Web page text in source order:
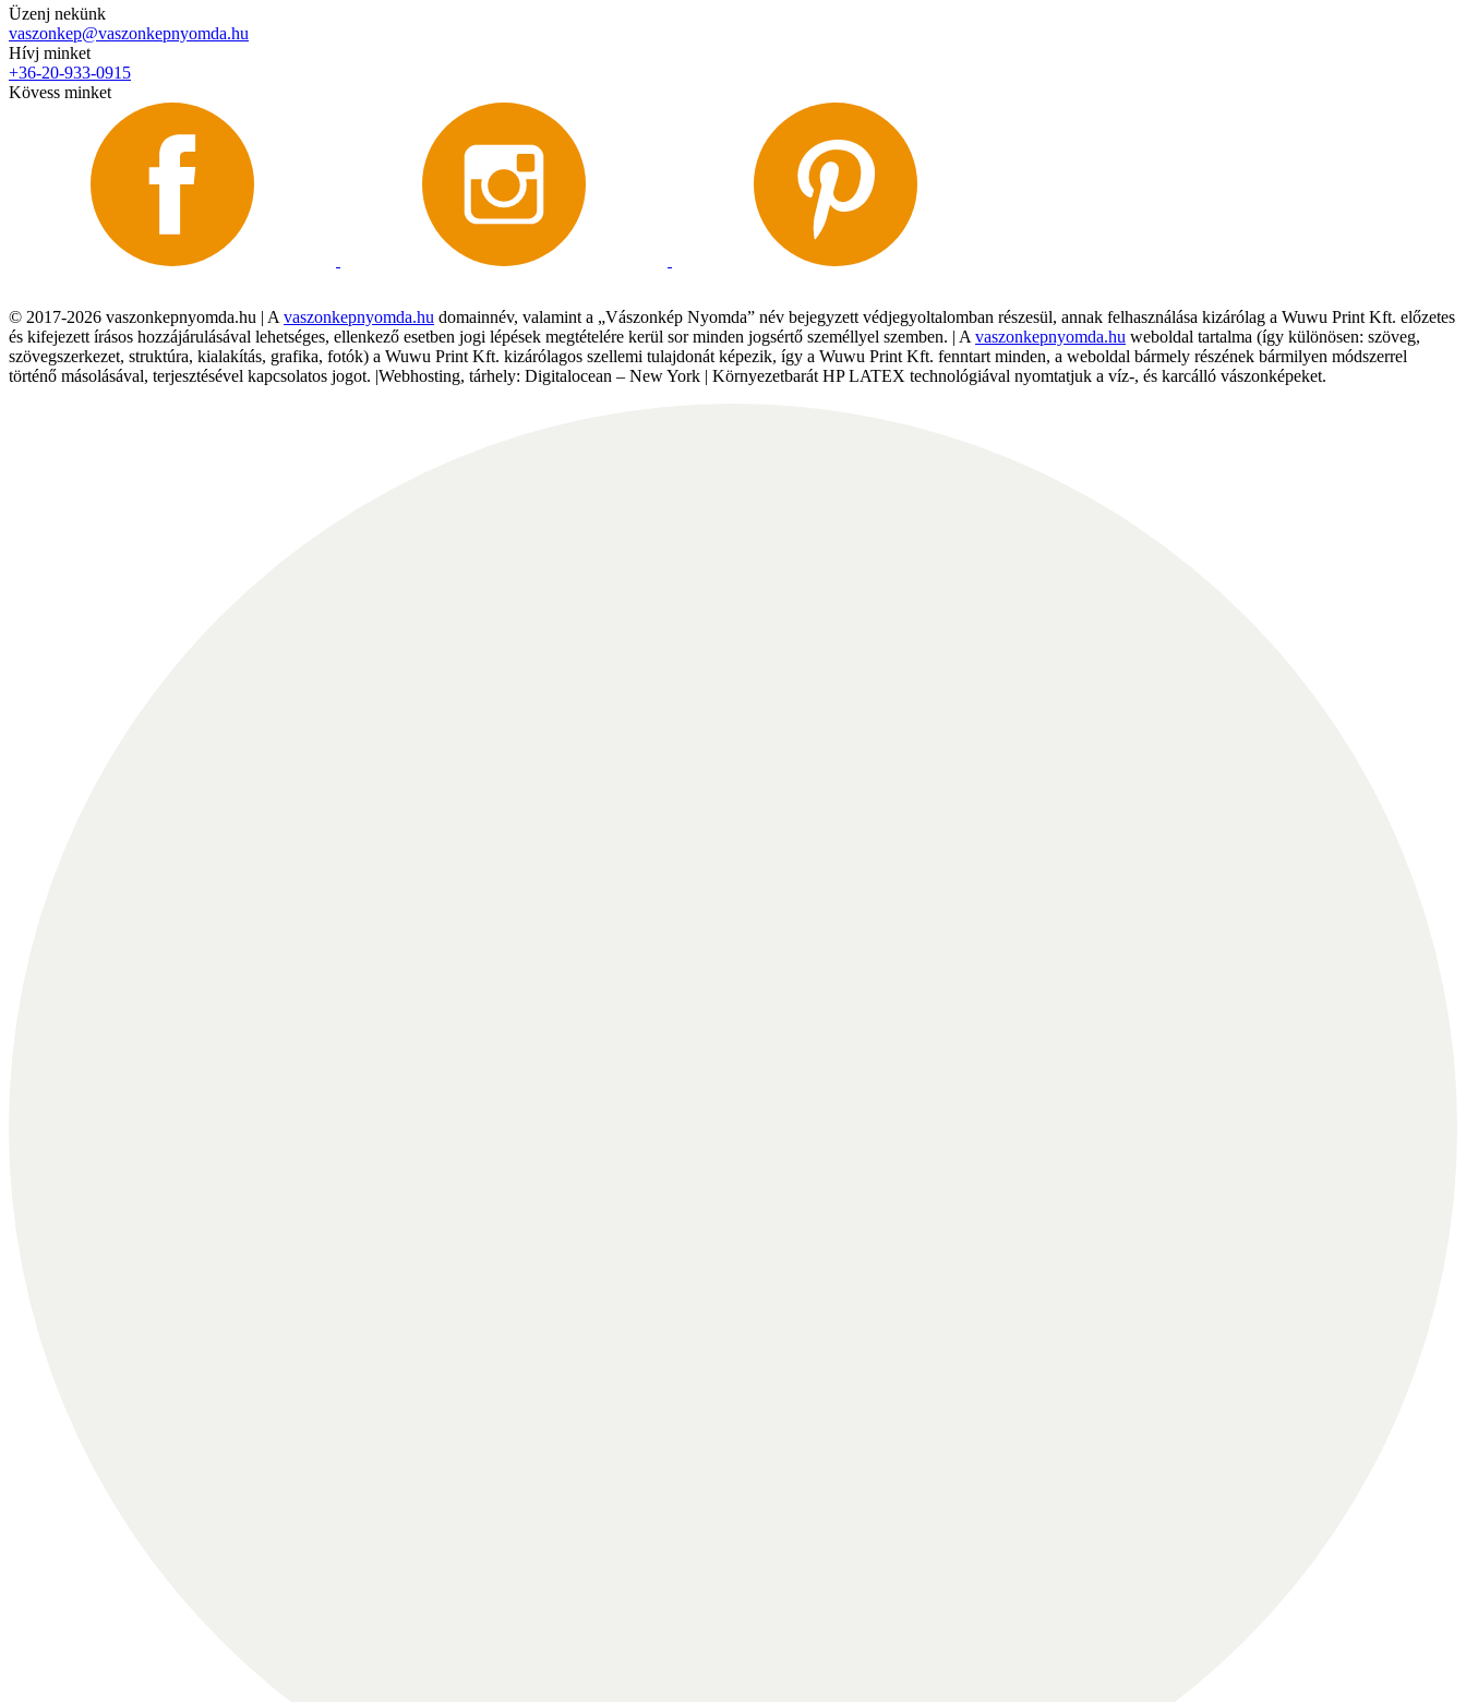
Üzenj nekünk
vaszonkep@vaszonkepnyomda.hu
Hívj minket
+36-20-933-0915
Kövess minket
© 2017-2026 vaszonkepnyomda.hu | A vaszonkepnyomda.hu domainnév, valamint a „Vászonkép Nyomda” név bejegyzett védjegyoltalomban részesül, annak felhasználása kizárólag a Wuwu Print Kft. előzetes
és kifejezett írásos hozzájárulásával lehetséges, ellenkező esetben jogi lépések megtételére kerül sor minden jogsértő személlyel szemben. | A vaszonkepnyomda.hu weboldal tartalma (így különösen: szöveg,
szövegszerkezet, struktúra, kialakítás, grafika, fotók) a Wuwu Print Kft. kizárólagos szellemi tulajdonát képezik, így a Wuwu Print Kft. fenntart minden, a weboldal bármely részének bármilyen módszerrel
történő másolásával, terjesztésével kapcsolatos jogot. |Webhosting, tárhely: Digitalocean – New York | Környezetbarát HP LATEX technológiával nyomtatjuk a víz-, és karcálló vászonképeket.